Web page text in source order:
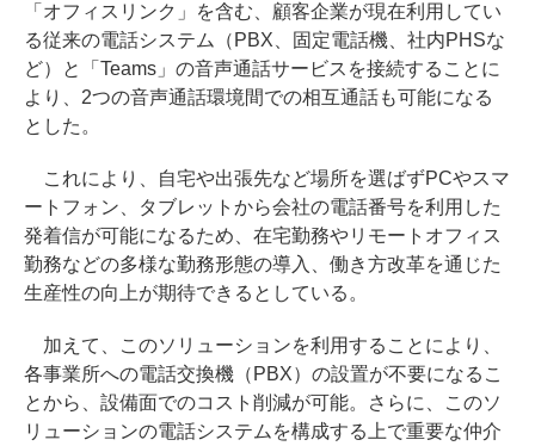
「オフィスリンク」を含む、顧客企業が現在利用してい
る従来の電話システム（PBX、固定電話機、社内PHSな
ど）と「Teams」の音声通話サービスを接続することに
より、2つの音声通話環境間での相互通話も可能になる
とした。
これにより、自宅や出張先など場所を選ばずPCやスマ
ートフォン、タブレットから会社の電話番号を利用した
発着信が可能になるため、在宅勤務やリモートオフィス
勤務などの多様な勤務形態の導入、働き方改革を通じた
生産性の向上が期待できるとしている。
加えて、このソリューションを利用することにより、
各事業所への電話交換機（PBX）の設置が不要になるこ
とから、設備面でのコスト削減が可能。さらに、このソ
リューションの電話システムを構成する上で重要な仲介